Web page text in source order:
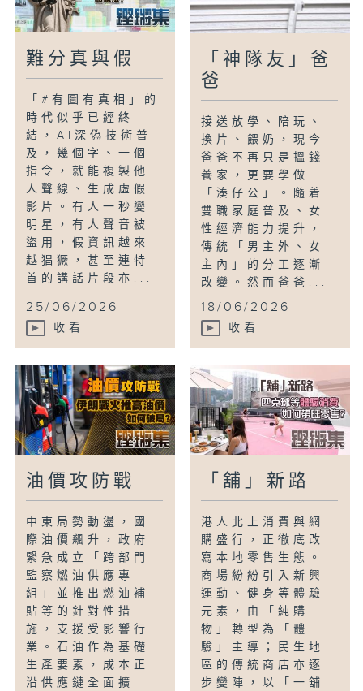
難分真與假
「#有圖有真相」的
時代似乎已經終
結，AI深偽技術普
及，幾個字、一個
指令，就能複製他
人聲線、生成虛假
影片。有人一秒變
明星，有人聲音被
盜用，假資訊越來
越猖獗，甚至連特
首的講話片段亦...
25/06/2026
收看
「神隊友」爸
爸
接送放學、陪玩、
換片、餵奶，現今
爸爸不再只是搵錢
養家，更要學做
「湊仔公」。隨着
雙職家庭普及、女
性經濟能力提升，
傳統「男主外、女
主內」的分工逐漸
改變。然而爸爸...
18/06/2026
收看
油價攻防戰
中東局勢動盪，國
際油價飆升，政府
緊急成立「跨部門
監察燃油供應專
組」並推出燃油補
貼等的針對性措
施，支援受影響行
業。石油作為基礎
生產要素，成本正
沿供應鏈全面擴
「舖」新路
港人北上消費與網
購盛行，正徹底改
寫本地零售生態。
商場紛紛引入新興
運動、健身等體驗
元素，由「純購
物」轉型為「體
驗」主導；民生地
區的傳統商店亦逐
步變陣，以「一舖